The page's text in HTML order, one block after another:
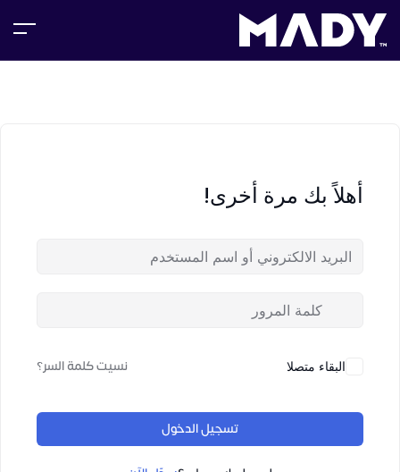
أهلاً بك مرة أخرى!
البقاء متصلا نسيت كلمة السر؟
تسجيل الدخول